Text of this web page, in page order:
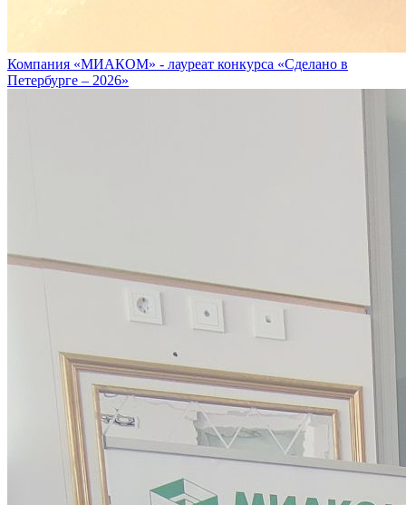
Компания «МИАКОМ» - лауреат конкурса «Сделано в
Петербурге – 2026»